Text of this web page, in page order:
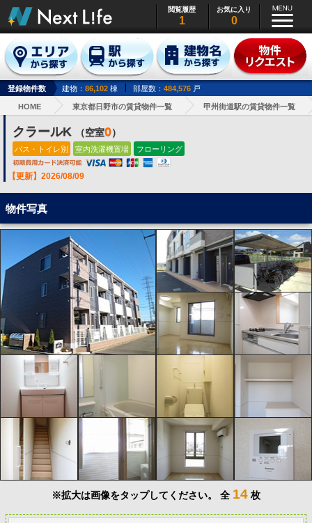
閲覧履歴
1
お気に入り
0
登録物件数 建物： 86,102 棟 部屋数： 484,576 戸
HOME 東京都日野市の賃貸物件一覧 甲州街道駅の賃貸物件一覧
クラールK （空室0）
バス・トイレ別 室内洗濯機置場 フローリング
【更新】2026/08/09
物件写真
※拡大は画像をタップしてください。 全 14 枚